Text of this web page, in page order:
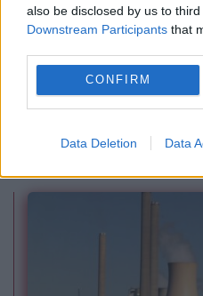
also be disclosed by us to
Downstream Participants that
CONFIRM
Data Deletion Data
Bolojan: Agențiile de